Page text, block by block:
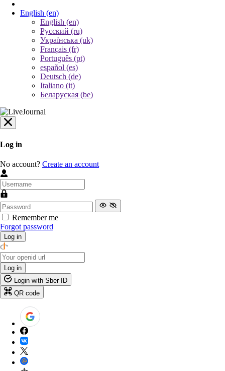
English (en)
English (en)
Русский (ru)
Українська (uk)
Français (fr)
Português (pt)
español (es)
Deutsch (de)
Italiano (it)
Беларуская (be)
Log in
No account? Create an account
Remember me
Forgot password
Log in
Log in
Login with Sber ID
QR code